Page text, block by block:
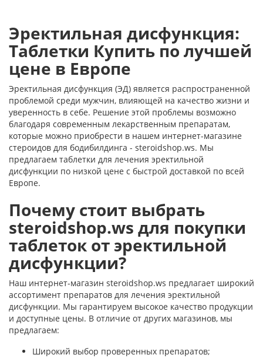
Эректильная дисфункция:
Таблетки Купить по лучшей
цене в Европе
Эректильная дисфункция (ЭД) является распространенной
проблемой среди мужчин, влияющей на качество жизни и
уверенность в себе. Решение этой проблемы возможно
благодаря современным лекарственным препаратам,
которые можно приобрести в нашем интернет-магазине
стероидов для бодибилдинга - steroidshop.ws. Мы
предлагаем таблетки для лечения эректильной
дисфункции по низкой цене с быстрой доставкой по всей
Европе.
Почему стоит выбрать
steroidshop.ws для покупки
таблеток от эректильной
дисфункции?
Наш интернет-магазин steroidshop.ws предлагает широкий
ассортимент препаратов для лечения эректильной
дисфункции. Мы гарантируем высокое качество продукции
и доступные цены. В отличие от других магазинов, мы
предлагаем:
Широкий выбор проверенных препаратов;